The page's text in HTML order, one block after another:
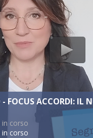
FOCUS ACCORDI: IL
corso
in corso